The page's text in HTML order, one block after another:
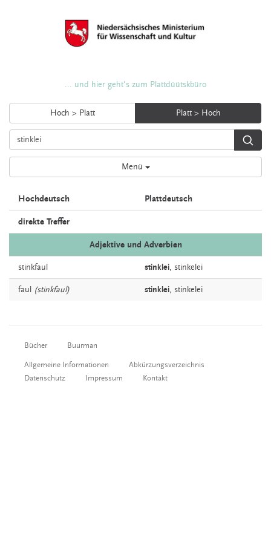
... und hier geht's zum Plattdüütskbüro
Hoch > Platt Platt > Hoch
Menü
Hochdeutsch Plattdeutsch
direkte Treffer
Adjektive und Adverbien
stinkfaul stinklei, stinkelei
faul (stinkfaul) stinklei, stinkelei
Bücher Buurman
Allgemeine Informationen
Abkürzungsverzeichnis
Datenschutz
Impressum Kontakt